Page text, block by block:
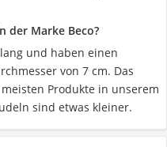
der Marke Beco?
und haben einen
von 7 cm. Das
Produkte in unserem
sind etwas kleiner.